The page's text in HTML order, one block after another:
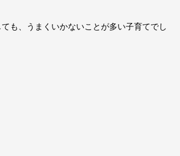
も、うまくいかないことが多い子育てでし